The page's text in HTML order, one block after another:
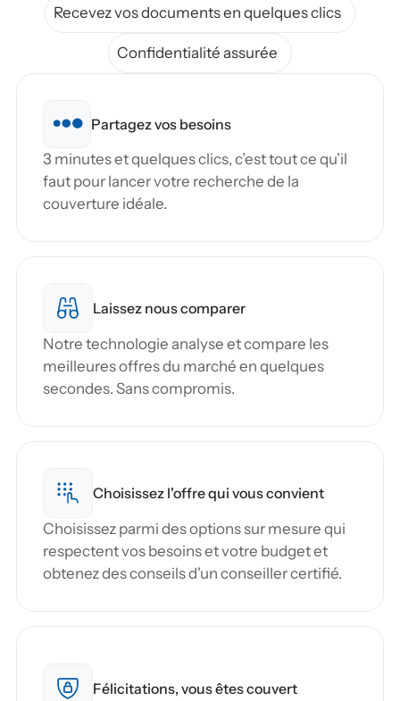
Recevez vos documents en quelques clics
Confidentialité assurée
Partagez vos besoins
3 minutes et quelques clics, c’est tout ce qu’il
faut pour lancer votre recherche de la
couverture idéale.
Laissez nous comparer
Notre technologie analyse et compare les
meilleures offres du marché en quelques
secondes. Sans compromis.
Choisissez l'offre qui vous convient
Choisissez parmi des options sur mesure qui
respectent vos besoins et votre budget et
obtenez des conseils d'un conseiller certifié.
Félicitations, vous êtes couvert